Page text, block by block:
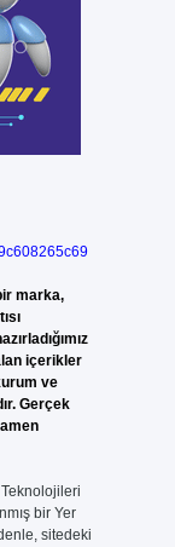
marka,
içerikler
ve
Gerçek
bir Yer
sitedeki